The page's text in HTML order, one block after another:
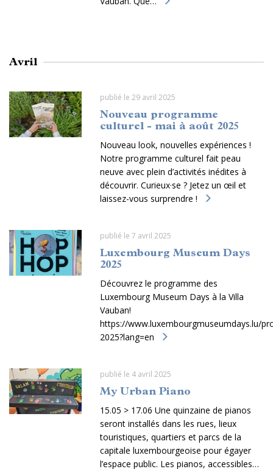
Avril
publié le 29 avril 2025
Nouveau programme
culturel - mai à août 2025
Nouveau look, nouvelles expériences !
Notre programme culturel fait peau
neuve avec plein d’activités inédites à
découvrir. Curieux·se ? Jetez un œil et
laissez-vous surprendre !
publié le 7 avril 2025
Luxembourg Museum Days
2025
Découvrez le programme des
Luxembourg Museum Days à la Villa
Vauban!
https://www.luxembourgmuseumdays.lu/
2025?lang=en
publié le 4 avril 2025
My Urban Piano
15.05 > 17.06 Une quinzaine de pianos
seront installés dans les rues, lieux
touristiques, quartiers et parcs de la
capitale luxembourgeoise pour égayer
l’espace public. Les pianos, accessibles…